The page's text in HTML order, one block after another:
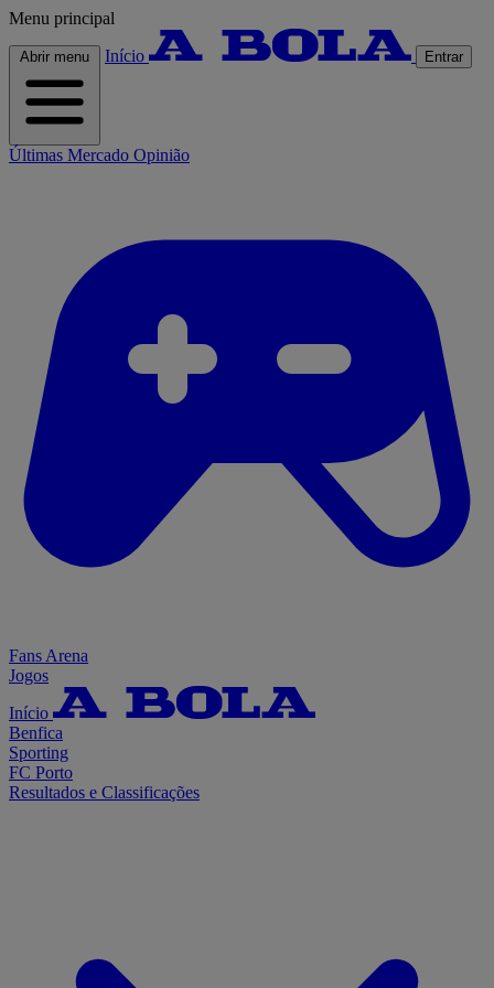
Menu principal
Abrir menu Início Entrar
Últimas Mercado Opinião
Fans Arena
Jogos
Início
Benfica
Sporting
FC Porto
Resultados e Classificações